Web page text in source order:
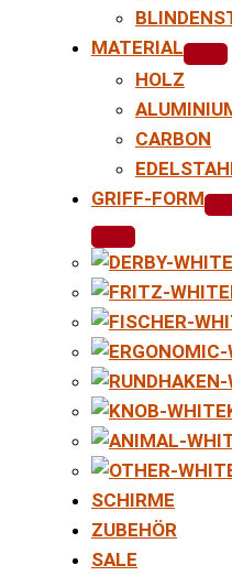
MATERIAL
HOLZ
CARBON
GRIFF-FORM
SCHIRME
ZUBEHÖR
SALE